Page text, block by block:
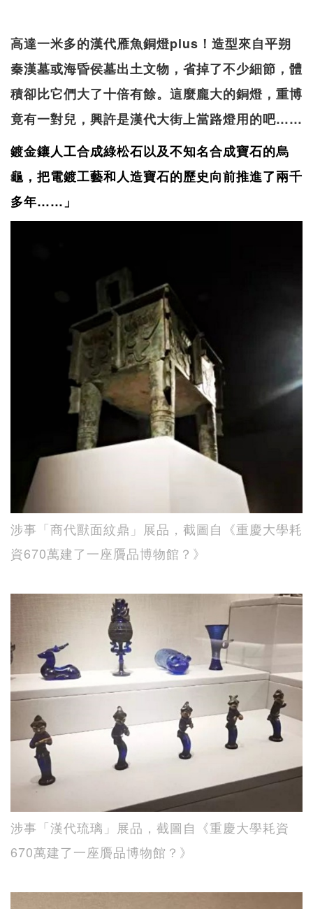
高達一米多的漢代雁魚銅燈plus！造型來自平朔
秦漢墓或海昏侯墓出土文物，省掉了不少細節，體
積卻比它們大了十倍有餘。這麼龐大的銅燈，重博
竟有一對兒，興許是漢代大街上當路燈用的吧……
鍍金鑲人工合成綠松石以及不知名合成寶石的烏
龜，把電鍍工藝和人造寶石的歷史向前推進了兩千
多年……」
涉事「商代獸面紋鼎」展品，截圖自《重慶大學耗
資670萬建了一座贗品博物館？》
涉事「漢代琉璃」展品，截圖自《重慶大學耗資
670萬建了一座贗品博物館？》